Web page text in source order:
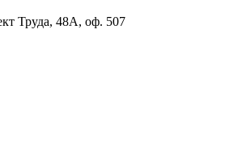
Труда, 48А, оф. 507